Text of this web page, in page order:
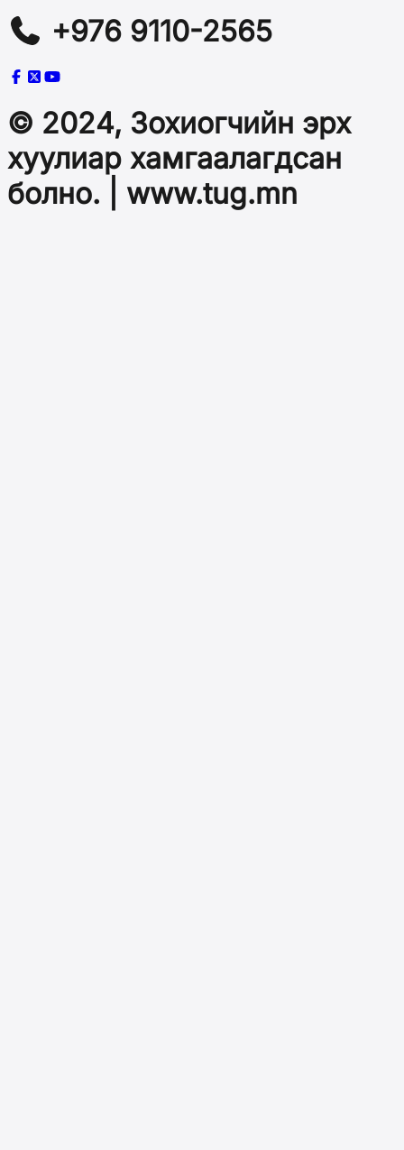
+976 9110-2565
© 2024, Зохиогчийн эрх
хуулиар хамгаалагдсан
болно. | www.tug.mn